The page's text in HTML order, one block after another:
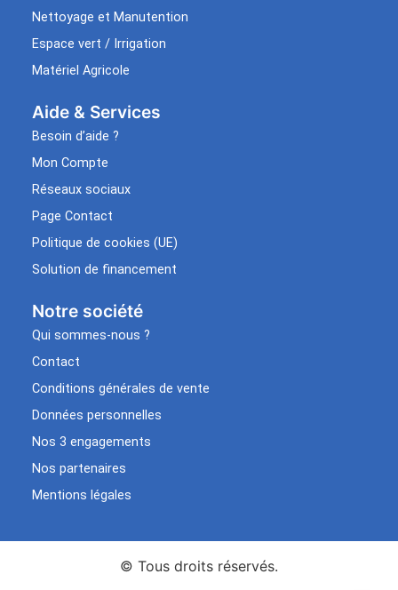
Nettoyage et Manutention
Espace vert / Irrigation
Matériel Agricole
Aide & Services​
Besoin d’aide ?
Mon Compte
Réseaux sociaux
Page Contact
Politique de cookies (UE)
Solution de financement
Notre société
Qui sommes-nous ?
Contact
Conditions générales de vente
Données personnelles
Nos 3 engagements
Nos partenaires
Mentions légales
© Tous droits réservés.